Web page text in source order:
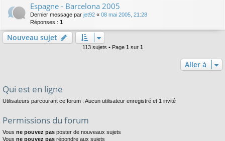
Espagne - Barcelona 2005
Dernier message par jet92 « 08 mai 2005, 21:28
Réponses : 1
Nouveau sujet
113 sujets • Page 1 sur 1
Aller à
Qui est en ligne
Utilisateurs parcourant ce forum : Aucun utilisateur enregistré et 1 invité
Permissions du forum
Vous ne pouvez pas poster de nouveaux sujets
Vous ne pouvez pas répondre aux sujets